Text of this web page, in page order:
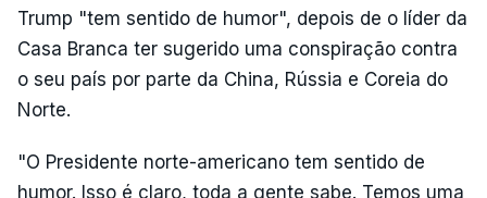
Trump "tem sentido de humor", depois de o líder da
Casa Branca ter sugerido uma conspiração contra
o seu país por parte da China, Rússia e Coreia do
Norte.
"O Presidente norte-americano tem sentido de
humor. Isso é claro, toda a gente sabe. Temos uma